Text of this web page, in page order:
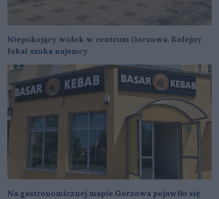
Niepokojący widok w centrum Gorzowa. Kolejny
lokal szuka najemcy
Na gastronomicznej mapie Gorzowa pojawiło się